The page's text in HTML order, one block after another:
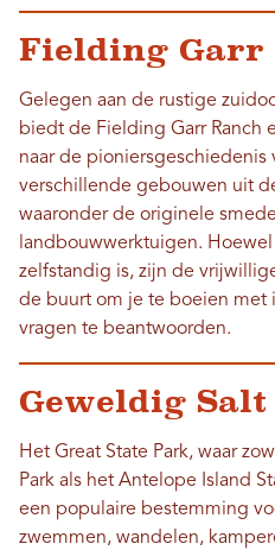
Fielding Garr
Gelegen aan de rustige
biedt de Fielding Garr Ranch
naar de pioniersgeschiedenis
verschillende gebouwen uit
waaronder de originele
landbouwwerktuigen.
zelfstandig is, zijn de
de buurt om je te boeien met
vragen te beantwoorden.
Geweldig Salt
Het Great State Park, waar
Park als het Antelope Island
een populaire bestemming
zwemmen, wandelen,